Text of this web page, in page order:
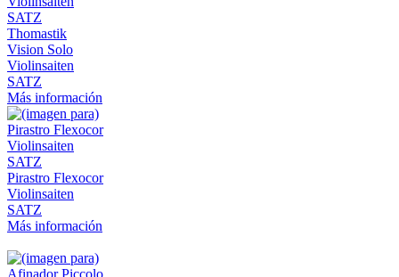
Thomastik
Vision Solo
Violinsaiten
SATZ
Más información
Pirastro Flexocor
Violinsaiten
SATZ
Más información